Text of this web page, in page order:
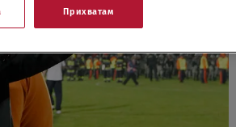
Прихватам